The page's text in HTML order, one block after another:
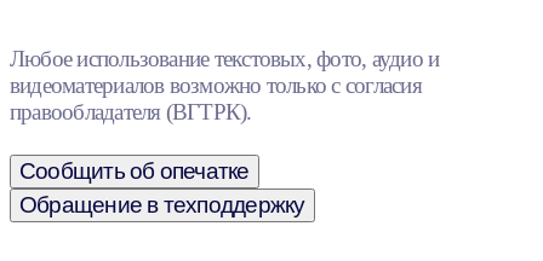
Любое использование текстовых, фото, аудио и
видеоматериалов возможно только с согласия
правообладателя (ВГТРК).
Сообщить об опечатке
Обращение в техподдержку